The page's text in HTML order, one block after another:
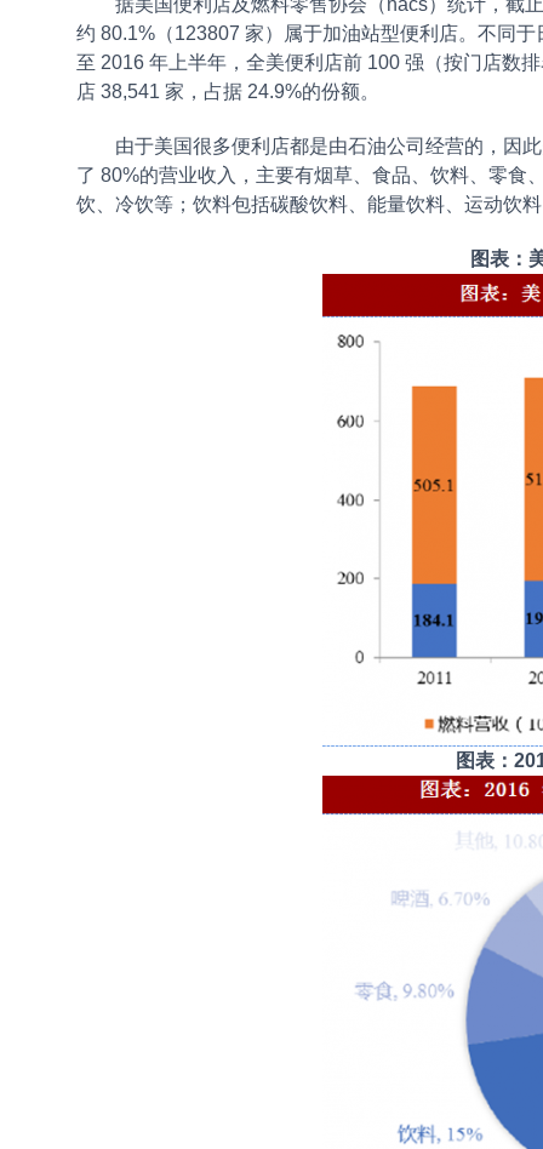
据美国便利店及燃料零售协会（nacs）统计，截
约 80.1%（123807 家）属于加油站型便利店。不同
至 2016 年上半年，全美便利店前 100 强（按门店数
店 38,541 家，占据 24.9%的份额。
由于美国很多便利店都是由石油公司经营的，因此
了 80%的营业收入，主要有烟草、食品、饮料、零食
饮、冷饮等；饮料包括碳酸饮料、能量饮料、运动饮
图表：
图表：